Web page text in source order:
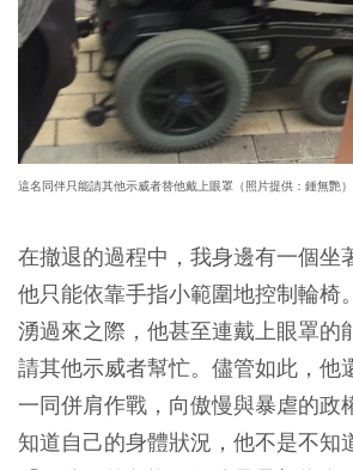
這名同伴只能請其他示威者替他戴上眼罩（照片提供：鍾無艷）
在撤退的過程中，我身邊有一個坐
他只能依靠手指小範圍地控制輪椅
湧過來之際，他甚至連戴上眼罩的
請其他示威者幫忙。儘管如此，他
一同併肩作戰，向傲慢與暴虐的政
知道自己的身體狀況，他不是不知